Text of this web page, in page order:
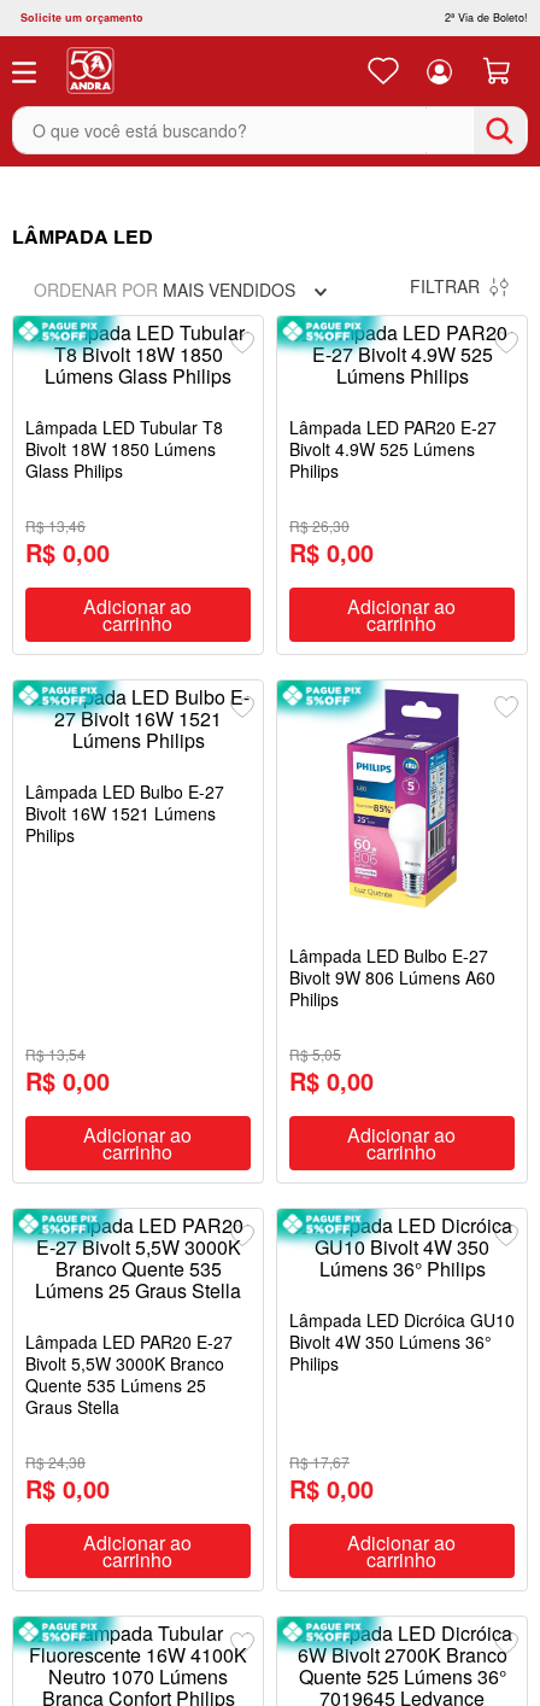
Solicite um orçamento 2ª Via de Boleto!
O que você está buscando?
LÂMPADA LED
ORDENAR POR MAIS VENDIDOS FILTRAR
Lâmpada LED Tubular T8
Bivolt 18W 1850 Lúmens
Glass Philips
R$ 13,46
R$ 0,00
Adicionar ao
carrinho
Lâmpada LED PAR20 E-27
Bivolt 4.9W 525 Lúmens
Philips
R$ 26,30
R$ 0,00
Adicionar ao
carrinho
Lâmpada LED Bulbo E-27
Bivolt 16W 1521 Lúmens
Philips
R$ 13,54
R$ 0,00
Adicionar ao
carrinho
Lâmpada LED Bulbo E-27
Bivolt 9W 806 Lúmens A60
Philips
R$ 5,05
R$ 0,00
Adicionar ao
carrinho
Lâmpada LED PAR20 E-27
Bivolt 5,5W 3000K Branco
Quente 535 Lúmens 25
Graus Stella
R$ 24,38
R$ 0,00
Adicionar ao
carrinho
Lâmpada LED Dicróica GU10
Bivolt 4W 350 Lúmens 36°
Philips
R$ 17,67
R$ 0,00
Adicionar ao
carrinho